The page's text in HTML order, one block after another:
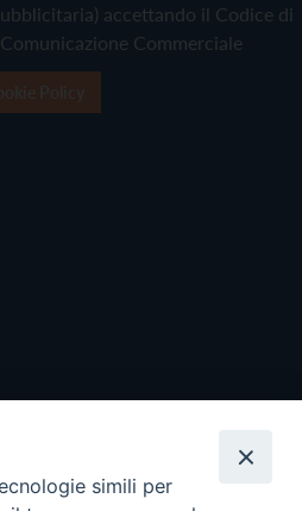
accettando il Codice di
Commerciale
simili per